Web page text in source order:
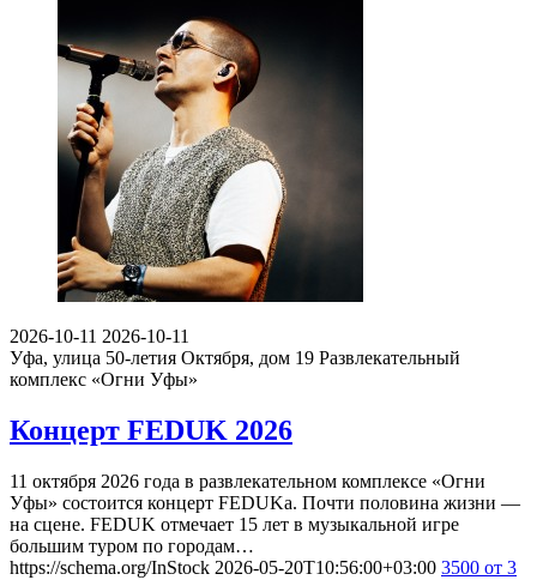
2026-10-11 2026-10-11
Уфа, улица 50-летия Октября, дом 19 Развлекательный
комплекс «Огни Уфы»
Концерт FEDUK 2026
11 октября 2026 года в развлекательном комплексе «Огни
Уфы» состоится концерт FEDUKа. Почти половина жизни —
на сцене. FEDUK отмечает 15 лет в музыкальной игре
большим туром по городам…
https://schema.org/InStock 2026-05-20T10:56:00+03:00 3500 от 3